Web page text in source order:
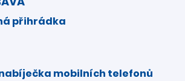
přihrádka
mobilních telefonů